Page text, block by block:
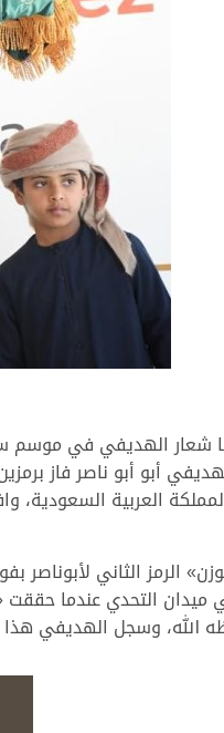
أبو أبو ناصر فاز
ميدان التحدي عندما حققت
وسجل الهديفي هذا الإنجاز